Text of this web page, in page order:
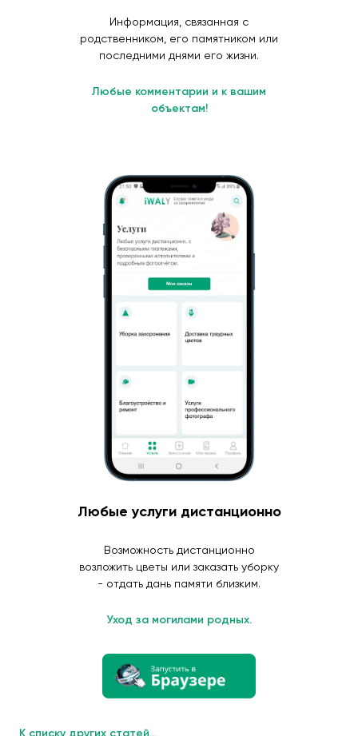
Информация, связанная с
родственником, его памятником или
последними днями его жизни.
Любые комментарии и к вашим
объектам!
Любые услуги дистанционно
Возможность дистанционно
возложить цветы или заказать уборку
- отдать дань памяти близким.
Уход за могилами родных.
К списку других статей...